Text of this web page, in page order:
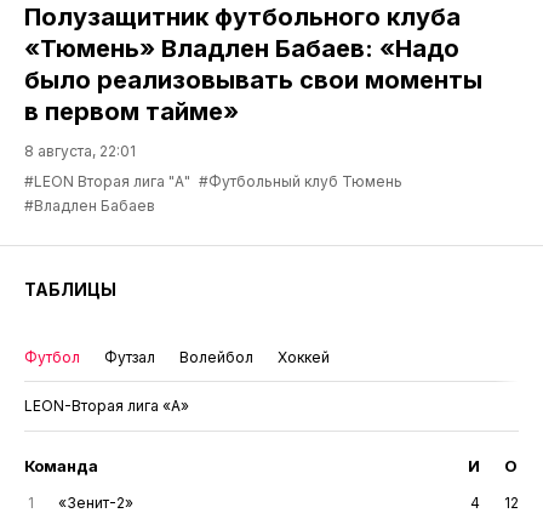
Полузащитник футбольного клуба
«Тюмень» Владлен Бабаев: «Надо
было реализовывать свои моменты
в первом тайме»
8 августа, 22:01
#LEON Вторая лига "А" #Футбольный клуб Тюмень
#Владлен Бабаев
ТАБЛИЦЫ
Футбол Футзал Волейбол Хоккей
LEON-Вторая лига «А»
Команда И О
1 «Зенит-2» 4
12